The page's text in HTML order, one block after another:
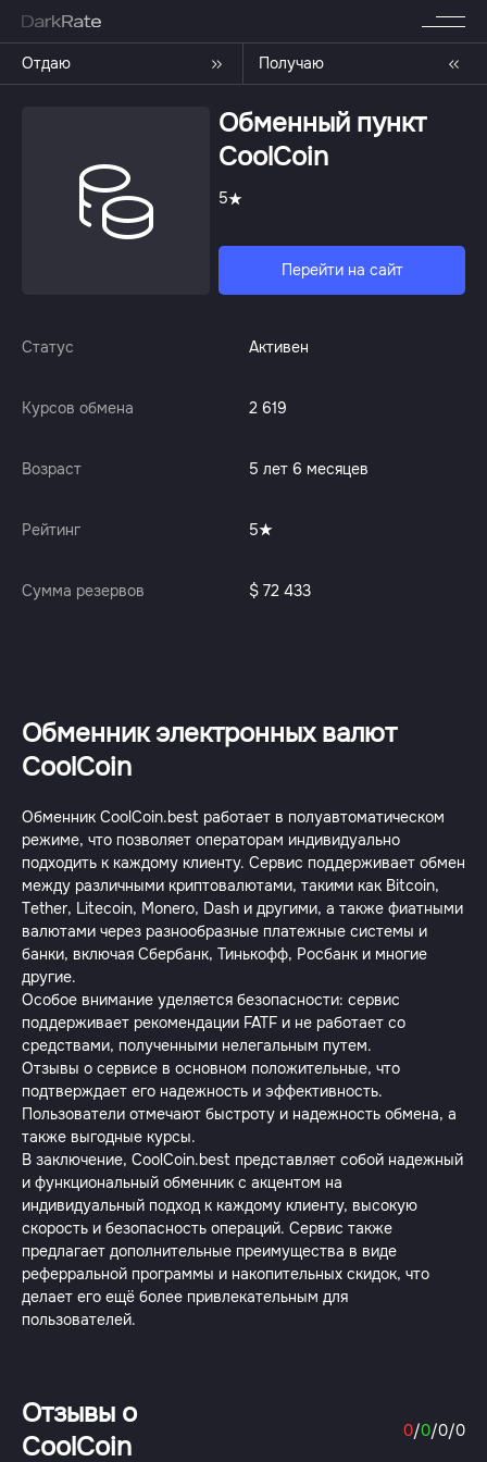
Отдаю Получаю
Обменный пункт
CoolCoin
5
Перейти на сайт
Статус Активен
Курсов обмена 2 619
Возраст 5 лет 6 месяцев
Рейтинг 5
Сумма резервов $ 72 433
Обменник электронных валют
CoolCoin
Обменник CoolCoin.best работает в полуавтоматическом
режиме, что позволяет операторам индивидуально
подходить к каждому клиенту. Сервис поддерживает обмен
между различными криптовалютами, такими как Bitcoin,
Tether, Litecoin, Monero, Dash и другими, а также фиатными
валютами через разнообразные платежные системы и
банки, включая Сбербанк, Тинькофф, Росбанк и многие
другие.
Особое внимание уделяется безопасности: сервис
поддерживает рекомендации FATF и не работает со
средствами, полученными нелегальным путем.
Отзывы о сервисе в основном положительные, что
подтверждает его надежность и эффективность.
Пользователи отмечают быстроту и надежность обмена, а
также выгодные курсы.
В заключение, CoolCoin.best представляет собой надежный
и функциональный обменник с акцентом на
индивидуальный подход к каждому клиенту, высокую
скорость и безопасность операций. Сервис также
предлагает дополнительные преимущества в виде
реферральной программы и накопительных скидок, что
делает его ещё более привлекательным для
пользователей.
Отзывы о
CoolCoin
0/0/0/0